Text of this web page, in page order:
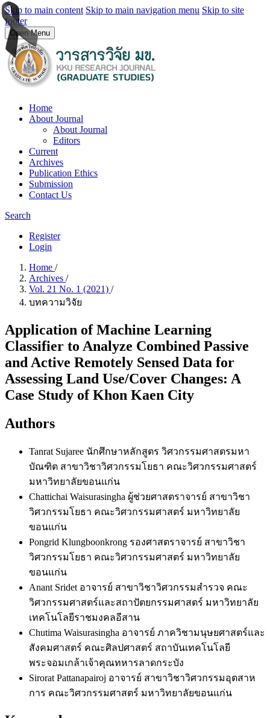
Skip to main content Skip to main navigation menu Skip to site
footer
Open Menu
Home
About Journal
About Journal
Editors
Current
Archives
Publication Ethics
Submission
Contact Us
Search
Register
Login
Home /
Archives /
Vol. 21 No. 1 (2021) /
บทความวิจัย
Application of Machine Learning
Classifier to Analyze Combined Passive
and Active Remotely Sensed Data for
Assessing Land Use/Cover Changes: A
Case Study of Khon Kaen City
Authors
Tanrat Sujaree นักศึกษาหลักสูตร วิศวกรรมศาสตรมหา
บัณฑิต สาขาวิชาวิศวกรรมโยธา คณะวิศวกรรมศาสตร์
มหาวิทยาลัยขอนแก่น
Chattichai Waisurasingha ผู้ช่วยศาสตราจารย์ สาขาวิชา
วิศวกรรมโยธา คณะวิศวกรรมศาสตร์ มหาวิทยาลัย
ขอนแก่น
Pongrid Klungboonkrong รองศาสตราจารย์ สาขาวิชา
วิศวกรรมโยธา คณะวิศวกรรมศาสตร์ มหาวิทยาลัย
ขอนแก่น
Anant Sridet อาจารย์ สาขาวิชาวิศวกรรมสำรวจ คณะ
วิศวกรรมศาสตร์และสถาปัตยกรรมศาสตร์ มหาวิทยาลัย
เทคโนโลยีราชมงคลอีสาน
Chutima Waisurasingha อาจารย์ ภาควิชามนุษยศาสตร์และ
สังคมศาสตร์ คณะศิลปศาสตร์ สถาบันเทคโนโลยี
พระจอมเกล้าเจ้าคุณทหารลาดกระบัง
Sirorat Pattanapairoj อาจารย์ สาขาวิชาวิศวกรรมอุตสาห
การ คณะวิศวกรรมศาสตร์ มหาวิทยาลัยขอนแก่น